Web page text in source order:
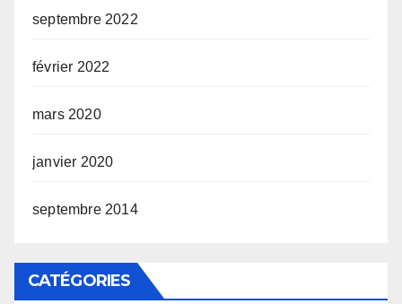
septembre 2022
février 2022
mars 2020
janvier 2020
septembre 2014
CATÉGORIES